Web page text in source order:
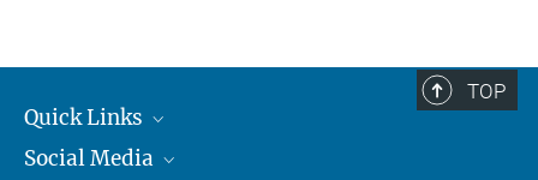
TOP
Quick Links
Student*innen/Wissenschaftler*innen
Social Media